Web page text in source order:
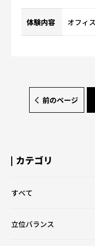
体験内容 オフィ
前のページ
カテゴリ
すべて
立位バランス